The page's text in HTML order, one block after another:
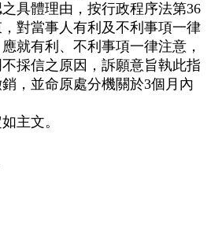
具體理由，按行政程序法第36
對當事人有利及不利事項一律
就有利、不利事項一律注意，
採信之原因，訴願意旨執此指
，並命原處分機關於3個月內
主文。